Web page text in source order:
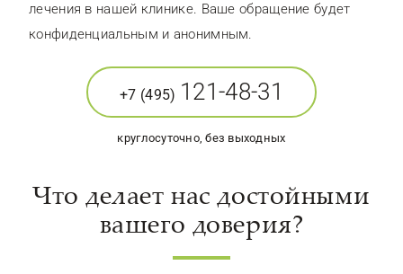
лечения в нашей клинике. Ваше обращение будет
конфиденциальным и анонимным.
+7 (495) 121-48-31
круглосуточно, без выходных
Что делает нас достойными
вашего доверия?